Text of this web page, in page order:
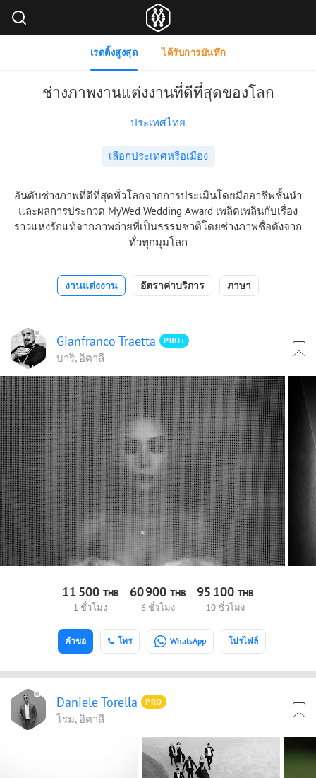
เรตติ้งสูงสุด ได้รับการบันทึก
ช่างภาพงานแต่งงานที่ดีที่สุดของโลก
ประเทศไทย
เลือกประเทศหรือเมือง
อันดับช่างภาพที่ดีที่สุดทั่วโลกจากการประเมินโดยมืออาชีพชั้นนำ
และผลการประกวด MyWed Wedding Award เพลิดเพลินกับเรื่อง
ราวแห่งรักแท้จากภาพถ่ายที่เป็นธรรมชาติโดยช่างภาพชื่อดังจาก
ทั่วทุกมุมโลก
งานแต่งงาน อัตราค่าบริการ ภาษา
Gianfranco Traetta PRO+
บาริ, อิตาลี
11 500 THB
1 ชั่วโมง
60900THB
6 ชั่วโมง
95 100THB
10 ชั่วโมง
โทร WhatsApp โปรไฟล์
คำขอ
Daniele Torella PRO
โรม, อิตาลี